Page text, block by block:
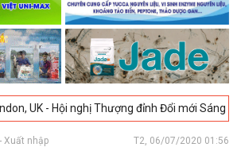
- Hội nghị Thượng đỉnh Đổi mới Sáng tạo
Xuất nhập T2, 06/07/2020 01:56